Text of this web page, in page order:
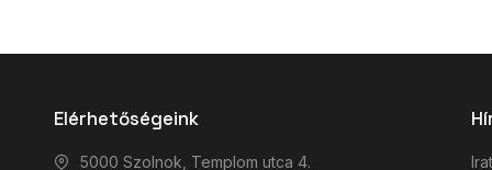
Elérhetőségeink
5000 Szolnok, Templom utca 4.